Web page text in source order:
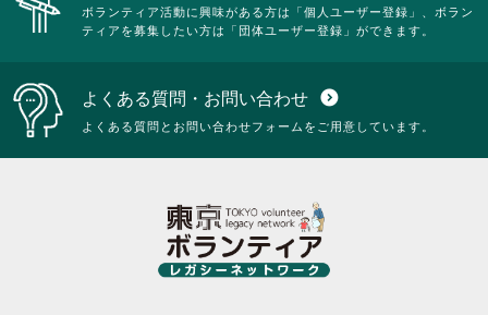
ボランティア活動に興味がある方は「個人ユーザー登録」、ボラン
ティアを募集したい方は「団体ユーザー登録」ができます。
よくある質問・お問い合わせ expand_circle_down
よくある質問とお問い合わせフォームをご用意しています。